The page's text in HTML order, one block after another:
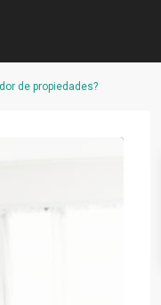
de propiedades?